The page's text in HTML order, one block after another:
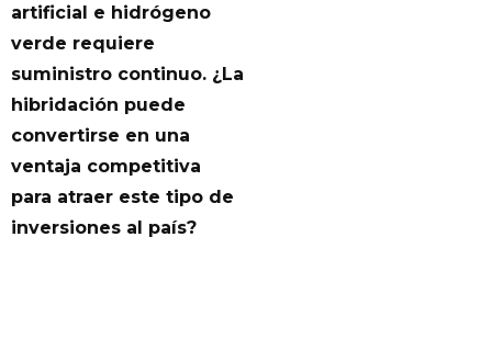
artificial e hidrógeno
verde requiere
suministro continuo. ¿La
hibridación puede
convertirse en una
ventaja competitiva
para atraer este tipo de
inversiones al país?